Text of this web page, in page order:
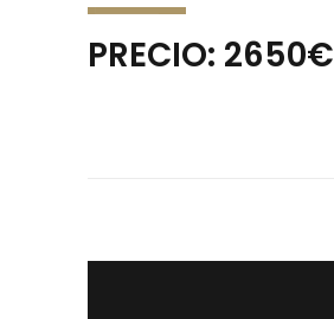
PRECIO: 2650€